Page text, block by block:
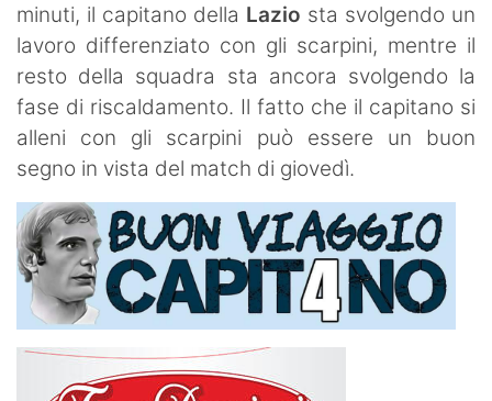
minuti, il capitano della Lazio sta svolgendo un
lavoro differenziato con gli scarpini, mentre il
resto della squadra sta ancora svolgendo la
fase di riscaldamento. Il fatto che il capitano si
alleni con gli scarpini può essere un buon
segno in vista del match di giovedì.